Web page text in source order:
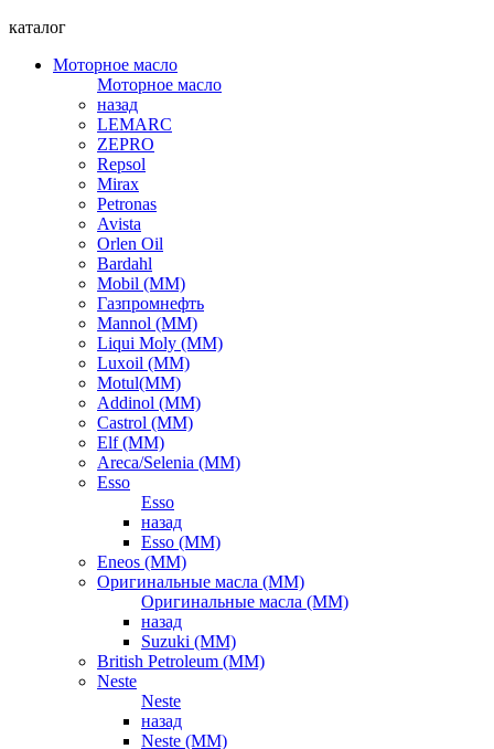
каталог
Моторное масло
Моторное масло
назад
LEMARC
ZEPRO
Repsol
Mirax
Petronas
Avista
Orlen Oil
Bardahl
Mobil (ММ)
Газпромнефть
Mannol (ММ)
Liqui Moly (ММ)
Luxoil (ММ)
Motul(ММ)
Addinol (ММ)
Castrol (ММ)
Elf (ММ)
Areca/Selenia (ММ)
Esso
Esso
назад
Esso (ММ)
Eneos (ММ)
Оригинальные масла (ММ)
Оригинальные масла (ММ)
назад
Suzuki (ММ)
British Petroleum (ММ)
Neste
Neste
назад
Neste (ММ)